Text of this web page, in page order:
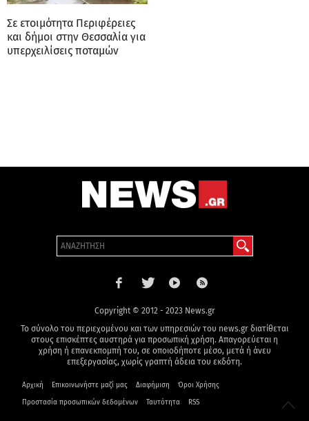
Σε ετοιμότητα Περιφέρειες
και δήμοι στην Θεσσαλία για
υπερχειλίσεις ποταμών
Copyright © 2012 - 2023 News.gr
Το σύνολο του περιεχομένου και των υπηρεσιών του news.gr διατίθεται
στους επισκέπτες αυστηρά για προσωπική χρήση. Απαγορεύεται η
χρήση ή επανεκπομπή του, σε οποιοδήποτε μέσο, μετά ή άνευ
επεξεργασίας, χωρίς γραπτή άδεια του εκδότη.
Αρχική Επικοινωνήστε μαζί μας Διαφήμιση Όροι Χρήσης
Προστασία προσωπικών δεδομένων Ταυτότητα RSS